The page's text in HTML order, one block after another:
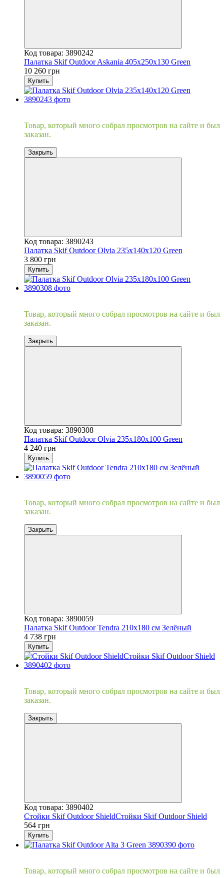
Код товара: 3890242
Палатка Skif Outdoor Askania 405x250x130 Green
10 260 грн
Купить
Товар, который много собрал просмотров на сайте и был
заказан.
Закрыть
Код товара: 3890243
Палатка Skif Outdoor Olvia 235x140x120 Green
3 800 грн
Купить
Товар, который много собрал просмотров на сайте и был
заказан.
Закрыть
Код товара: 3890308
Палатка Skif Outdoor Olvia 235x180x100 Green
4 240 грн
Купить
Товар, который много собрал просмотров на сайте и был
заказан.
Закрыть
Код товара: 3890059
Палатка Skif Outdoor Tendra 210x180 см Зелёный
4 738 грн
Купить
Товар, который много собрал просмотров на сайте и был
заказан.
Закрыть
Код товара: 3890402
Стойки Skif Outdoor ShieldСтойки Skif Outdoor Shield
564 грн
Купить
Товар, который много собрал просмотров на сайте и был